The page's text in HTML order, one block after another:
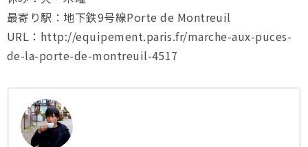
最寄り駅：地下鉄9号線Porte de Montreuil
URL：http://equipement.paris.fr/marche-aux-puces-
de-la-porte-de-montreuil-4517